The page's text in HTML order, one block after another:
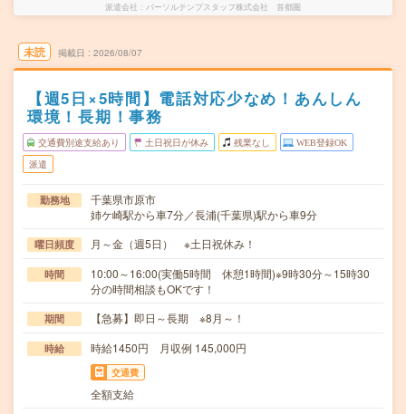
派遣会社 パーソルテンプスタッフ株式会社 首都圏
未読 掲載日 2026/08/07
【週5日×5時間】電話対応少なめ！あんしん
環境！長期！事務
交通費別途支給あり 土日祝日が休み 残業なし WEB登録OK
派遣
勤務地
千葉県市原市
姉ケ崎駅から車7分／長浦(千葉県)駅から車9分
曜日頻度 月～金（週5日） ※土日祝休み！
時間
10:00～16:00(実働5時間 休憩1時間)※9時30分～15時30
分の時間相談もOKです！
期間 【急募】即日～長期 ※8月～！
時給 時給1450円 月収例 145,000円
交通費
全額支給